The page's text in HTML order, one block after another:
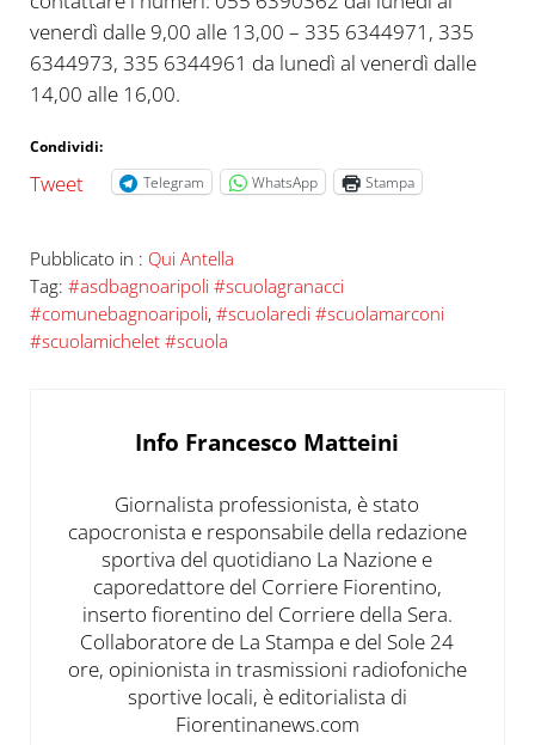
venerdì dalle 9,00 alle 13,00 – 335 6344971, 335
6344973, 335 6344961 da lunedì al venerdì dalle
14,00 alle 16,00.
Condividi:
Tweet Telegram WhatsApp Stampa
Pubblicato in : Qui Antella
Tag: #asdbagnoaripoli #scuolagranacci
#comunebagnoaripoli, #scuolaredi #scuolamarconi
#scuolamichelet #scuola
Info Francesco Matteini
Giornalista professionista, è stato
capocronista e responsabile della redazione
sportiva del quotidiano La Nazione e
caporedattore del Corriere Fiorentino,
inserto fiorentino del Corriere della Sera.
Collaboratore de La Stampa e del Sole 24
ore, opinionista in trasmissioni radiofoniche
sportive locali, è editorialista di
Fiorentinanews.com